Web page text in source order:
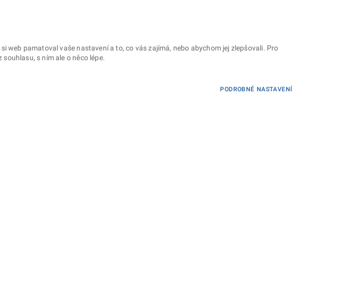
web pamatoval vaše nastavení a to, co vás zajímá, nebo abychom jej zlepšovali. Pro
s ním ale o něco lépe.
PODROBNÉ NASTAVENÍ